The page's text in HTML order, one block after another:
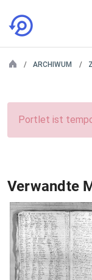
ARCHIWUM
Portlet ist
Verwandte